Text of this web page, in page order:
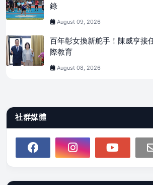
錄
August 09, 2026
百年彰女換新舵手！陳威亨
際教育
August 08, 2026
社群媒體